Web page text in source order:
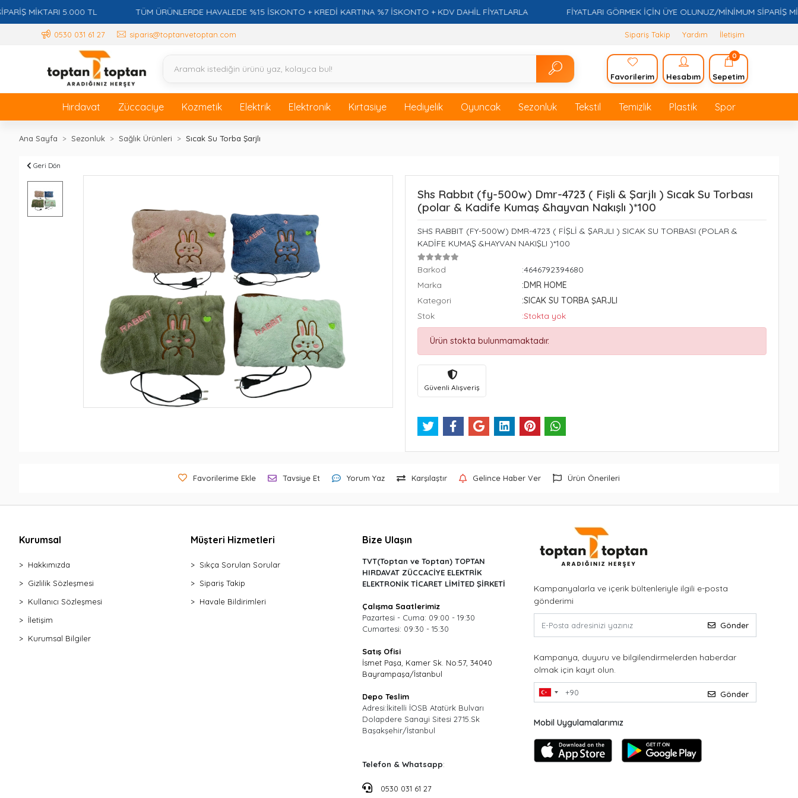
MİKTARI 5.000 TL TÜM ÜRÜNLERDE HAVALEDE %15 İSKONTO + KREDİ KARTINA %7 İSKONTO + KDV DAHİL FİYATLARLA FİYATLARI GÖRMEK İÇİN ÜYE OLUNUZ/MİNİMUM SİPARİŞ
0530 031 61 27 siparis@toptanvetoptan.com Sipariş Takip Yardım İletişim
Favorilerim Hesabım
0
Sepetim
Hırdavat Züccaciye Kozmetik Elektrik Elektronik Kırtasiye Hediyelik Oyuncak Sezonluk Tekstil Temizlik Plastik Spor
Ana Sayfa Sezonluk Sağlık Ürünleri Sıcak Su Torba Şarjlı
Geri Dön
Shs Rabbıt (fy-500w) Dmr-4723 ( Fişli & Şarjlı ) Sıcak Su Torbası
(polar & Kadife Kumaş &hayvan Nakışlı )*100
SHS RABBIT (FY-500W) DMR-4723 ( FİŞLİ & ŞARJLI ) SICAK SU TORBASI (POLAR &
KADİFE KUMAŞ &HAYVAN NAKIŞLI )*100
Barkod
:4646792394680
Marka
:DMR HOME
Kategori
:SICAK SU TORBA ŞARJLI
Stok
:Stokta yok
Ürün stokta bulunmamaktadır.
Güvenli Alışveriş
Favorilerime Ekle Tavsiye Et Yorum Yaz Karşılaştır Gelince Haber Ver Ürün Önerileri
Kurumsal
Hakkımızda
Gizlilik Sözleşmesi
Kullanıcı Sözleşmesi
İletişim
Kurumsal Bilgiler
Müşteri Hizmetleri
Sıkça Sorulan Sorular
Sipariş Takip
Havale Bildirimleri
Bize Ulaşın
TVT(Toptan ve Toptan) TOPTAN
HIRDAVAT ZÜCCACİYE ELEKTRİK
ELEKTRONİK TİCARET LİMİTED ŞİRKETİ
Çalışma Saatlerimiz
Pazartesi - Cuma: 09:00 - 19:30
Cumartesi: 09:30 - 15:30
Satış Ofisi
İsmet Paşa, Kamer Sk. No:57, 34040
Bayrampaşa/İstanbul
Depo Teslim
Adresi:İkitelli İOSB Atatürk Bulvarı
Dolapdere Sanayi Sitesi 2715.Sk
Başakşehir/İstanbul
Telefon & Whatsapp:
0530 031 61 27
Kampanyalarla ve içerik bültenleriyle ilgili e-posta
gönderimi
Gönder
Kampanya, duyuru ve bilgilendirmelerden haberdar
olmak için kayıt olun.
Gönder
Mobil Uygulamalarımız